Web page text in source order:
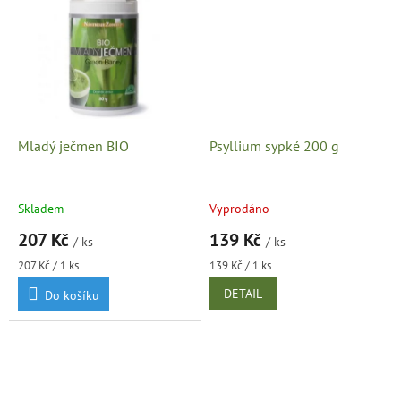
Mladý ječmen BIO
Skladem
207 Kč / ks
Měrná
cena:
207 Kč / 1 ks
Do košíku
Psyllium sypké 200 g
Vyprodáno
139 Kč / ks
Měrná
cena:
139 Kč / 1 ks
DETAIL